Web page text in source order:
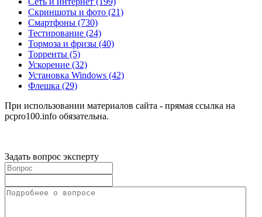
Скриншоты и фото (21)
Смартфоны (730)
Тестирование (24)
Тормоза и фризы (40)
Торренты (5)
Ускорение (32)
Установка Windows (42)
Флешка (29)
При использовании материалов сайта - прямая ссылка на
pcpro100.info обязательна.
Задать вопрос эксперту